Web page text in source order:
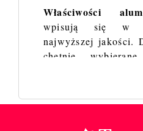
Właściwości
wpisują się w
najwyższej jakości.
chętnie
wielu pracach.